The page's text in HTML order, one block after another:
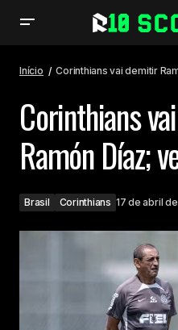
Início Corinthians vai demitir
Corinthians
Ramón Díaz;
Brasil Corinthians 17 de abril